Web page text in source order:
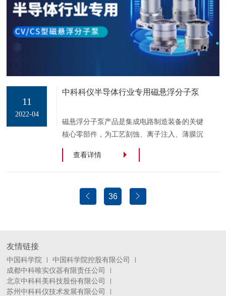
感谢您长期以来对中科科仪的关心和支持您的
支持是我们前进的最大动力！
11
2022-04
中科科仪半导体行业专用磁悬浮分子泵
磁悬浮分子泵产品是集成电路制造装备的关键
核心零部件，为工艺刻蚀、离子注入、薄膜沉
积等半导体制造关键工艺过程提供所需的高洁
净度超高真空环境。
查看详情
36
友情链接
中国科学院
中国科学院控股有限公司
成都中科唯实仪器有限责任公司
北京中科科美科技股份有限公司
苏州中科科仪技术发展有限公司